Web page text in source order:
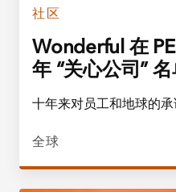
社区
Wonderful 在
年 “关心公司”
十年来对员工和地球的
全球